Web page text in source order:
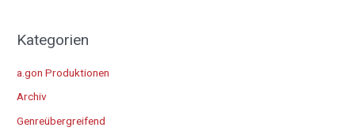
Kategorien
a.gon Produktionen
Archiv
Genreübergreifend